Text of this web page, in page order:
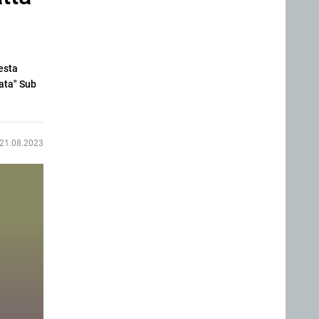
Sub
21.08.2023